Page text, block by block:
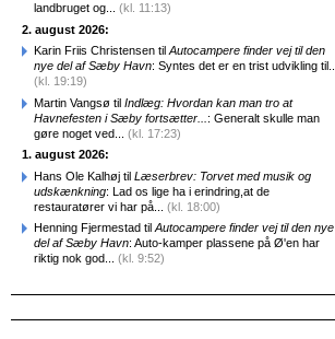
landbruget og... (kl. 11:13)
2. august 2026:
Karin Friis Christensen til Autocampere finder vej til den
nye del af Sæby Havn: Syntes det er en trist udvikling til...
(kl. 19:19)
Martin Vangsø til Indlæg: Hvordan kan man tro at
Havnefesten i Sæby fortsætter... : Generalt skulle man
gøre noget ved... (kl. 17:23)
1. august 2026:
Hans Ole Kalhøj til Læserbrev: Torvet med musik og
udskænkning: Lad os lige ha i erindring,at de
restauratører vi har på... (kl. 18:00)
Henning Fjermestad til Autocampere finder vej til den nye
del af Sæby Havn: Auto-kamper plassene på Ø'en har
riktig nok god... (kl. 9:52)